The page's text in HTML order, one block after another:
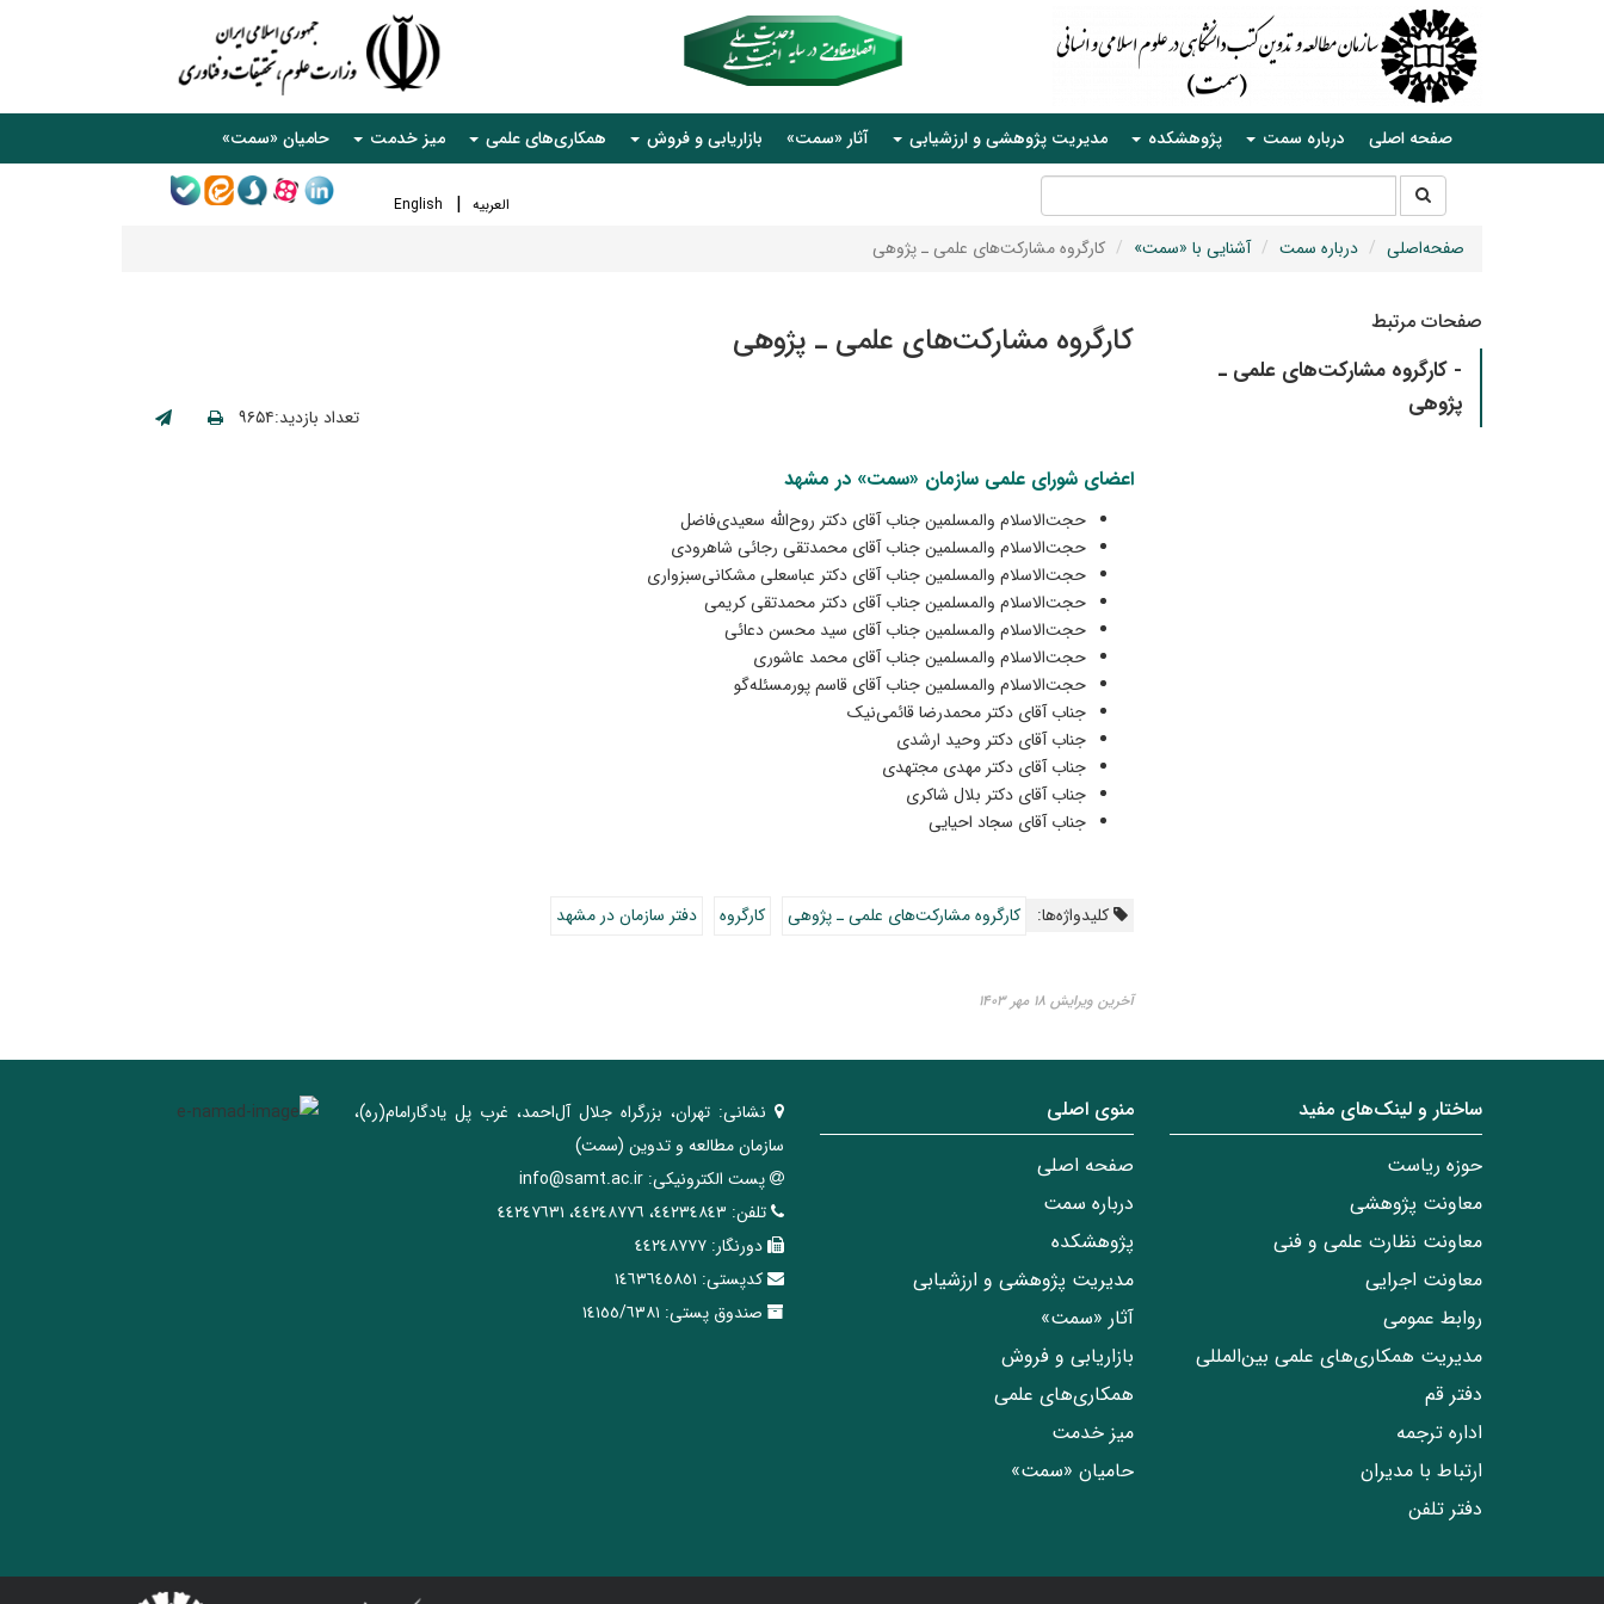
صفحه اصلی درباره سمت پژوهشکده مدیریت پژوهشی و ارزشیابی آثار «سمت» بازاریابی و فروش همکاری‌های علمی میز خدمت حامیان «سمت»
العربیه English جستجو
در
سایتصفحه‌اصلی درباره سمت آشنایی با «سمت» کارگروه مشارکت‌های علمی ـ پژوهی
کارگروه مشارکت‌های علمی ـ پژوهی
تعداد بازدید:۹۶۵۴
اعضای شورای علمی سازمان «سمت» در مشهد
حجت­‌الاسلام والمسلمین جناب آقای دکتر روح‌­الله سعیدی­‌فاضل
حجت‌­الاسلام والمسلمین جناب آقای محمدتقی رجائی‌­ شاهرودی
حجت‌­الاسلام والمسلمین جناب آقای دکتر عباسعلی مشکانی‌­سبزواری
حجت‌­الاسلام والمسلمین جناب آقای دکتر محمدتقی کریمی
حجت­‌الاسلام والمسلمین جناب آقای سید محسن دعائی
حجت‌­الاسلام والمسلمین جناب آقای محمد عاشوری
حجت‌­الاسلام والمسلمین جناب آقای قاسم پورمسئله‌­گو
جناب آقای دکتر محمدرضا قائمی‌­نیک
جناب آقای دکتر وحید ارشدی
جناب آقای دکتر مهدی مجتهدی
جناب آقای دکتر بلال شاکری
جناب آقای سجاد احیایی
کلیدواژه‌ها: کارگروه مشارکت‌های علمی ـ پژوهی کارگروه دفتر سازمان در مشهد
آخرین ویرایش ۱۸ مهر ۱۴۰۳
صفحات مرتبط
- کارگروه مشارکت‌های علمی ـ
پژوهی
ساختار‌‌ و‌‌ لینک‌های مفید
حوزه ریاست
معاونت پژوهشی
معاونت نظارت علمی و فنی
معاونت اجرایی
روابط عمومی
مدیریت همکاری‌های علمی بین‌المللی
دفتر قم
اداره ترجمه
ارتباط با مدیران
دفتر تلفن
منوی اصلی
صفحه اصلی
درباره سمت
پژوهشکده
مدیریت پژوهشی و ارزشیابی
آثار «سمت»
بازاریابی و فروش
همکاری‌های علمی
میز خدمت
حامیان «سمت»
نشانی: تهران، ‌بزرگراه ‌جلال آل‌احمد، غرب پل يادگار‌امام(ره)‌،
سازمان مطالعه و تدوین‌ (سمت)
پست الکترونیکی: info@samt.ac.ir
تلفن: ٤٤٢٣٤٨٤٣، ٤٤٢٤٨٧٧٦، ٤٤٢٤٧٦٣١
دورنگار: ٤٤٢٤٨٧٧٧
کدپستی: ١٤٦٣٦٤٥٨٥١
صندوق پستی: ١٤١٥٥/٦٣٨١